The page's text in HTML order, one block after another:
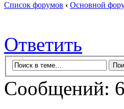
Список форумов ‹ Основной
Ответить
Сообщений: